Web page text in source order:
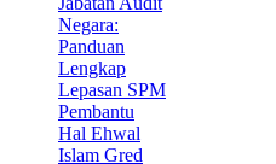
Negara:
Panduan
Lengkap
Lepasan SPM
Pembantu
Hal Ehwal
Islam Gred